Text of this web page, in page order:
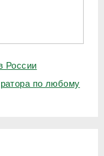
России
по любому